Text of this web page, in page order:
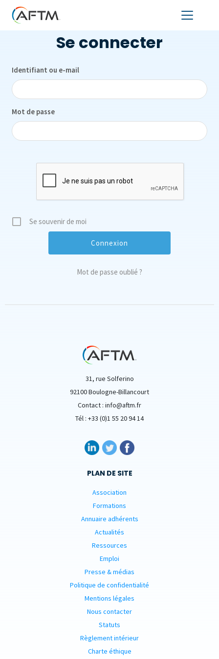
Se connecter
Identifiant ou e-mail
Mot de passe
Se souvenir de moi
Mot de passe oublié ?
31, rue Solferino
92100 Boulogne-Billancourt
Contact : info@aftm.fr
Tél : +33 (0)1 55 20 94 14
PLAN DE SITE
Association
Formations
Annuaire adhérents
Actualités
Ressources
Emploi
Presse & médias
Politique de confidentialité
Mentions légales
Nous contacter
Statuts
Règlement intérieur
Charte éthique